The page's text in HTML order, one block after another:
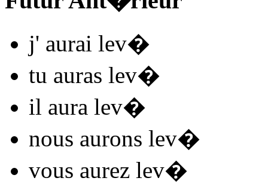
j' aurai lev�
tu auras lev�
il aura lev�
nous aurons lev�
vous aurez lev�